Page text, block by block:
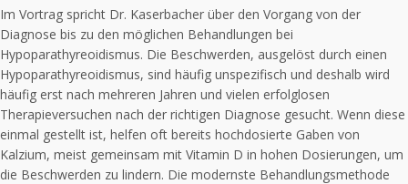
Im Vortrag spricht Dr. Kaserbacher über den Vorgang von der
Diagnose bis zu den möglichen Behandlungen bei
Hypoparathyreoidismus. Die Beschwerden, ausgelöst durch einen
Hypoparathyreoidismus, sind häufig unspezifisch und deshalb wird
häufig erst nach mehreren Jahren und vielen erfolglosen
Therapieversuchen nach der richtigen Diagnose gesucht. Wenn diese
einmal gestellt ist, helfen oft bereits hochdosierte Gaben von
Kalzium, meist gemeinsam mit Vitamin D in hohen Dosierungen, um
die Beschwerden zu lindern. Die modernste Behandlungsmethode